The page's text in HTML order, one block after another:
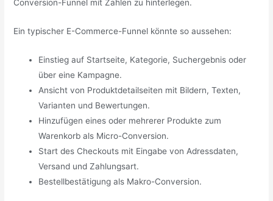
Conversion-Funnel mit Zahlen zu hinterlegen.
Ein typischer E-Commerce-Funnel könnte so aussehen:
Einstieg auf Startseite, Kategorie, Suchergebnis oder
über eine Kampagne.
Ansicht von Produktdetailseiten mit Bildern, Texten,
Varianten und Bewertungen.
Hinzufügen eines oder mehrerer Produkte zum
Warenkorb als Micro-Conversion.
Start des Checkouts mit Eingabe von Adressdaten,
Versand und Zahlungsart.
Bestellbestätigung als Makro-Conversion.